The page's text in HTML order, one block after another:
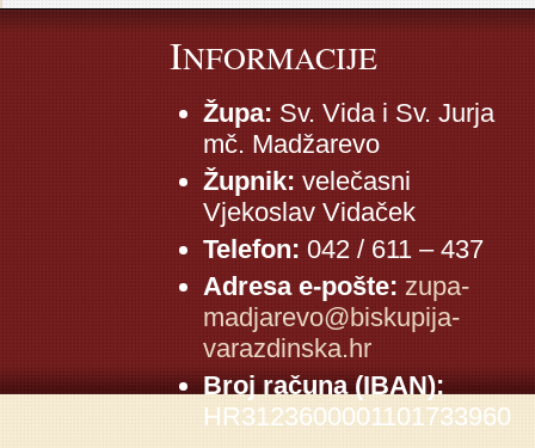
INFORMACIJE
Župa: Sv. Vida i Sv. Jurja
mč. Madžarevo
Župnik: velečasni
Vjekoslav Vidaček
Telefon: 042 / 611 – 437
Adresa e-pošte: zupa-
madjarevo@biskupija-
varazdinska.hr
Broj računa (IBAN):
HR3123600001101733960